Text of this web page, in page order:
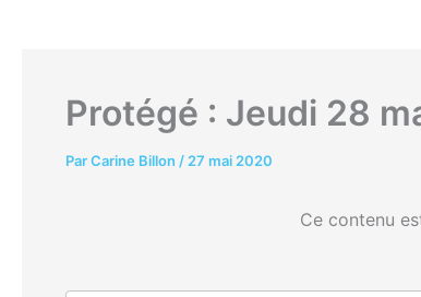
Protégé : Jeudi 28
ParCarine Billon / 27 mai 2020
Ce contenu